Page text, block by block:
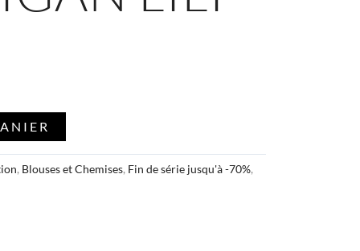
, Blouses et Chemises, Fin de série jusqu'à -70%,